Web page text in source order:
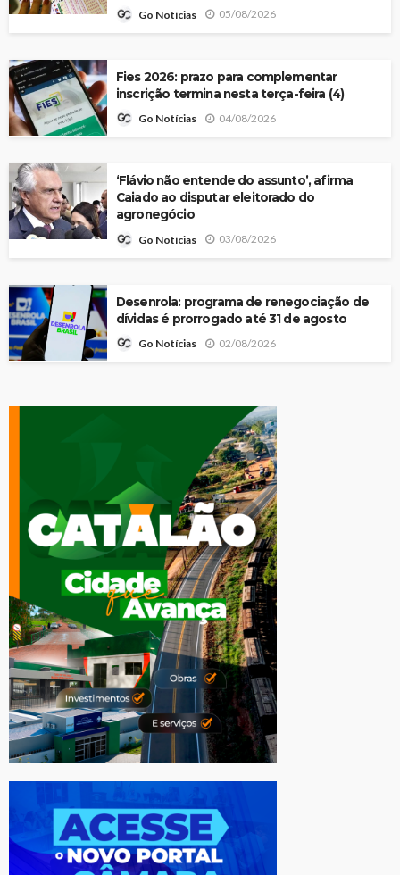
Go Notícias 05/08/2026
Fies 2026: prazo para complementar
inscrição termina nesta terça-feira (4)
Go Notícias 04/08/2026
‘Flávio não entende do assunto’, afirma
Caiado ao disputar eleitorado do
agronegócio
Go Notícias 03/08/2026
Desenrola: programa de renegociação de
dívidas é prorrogado até 31 de agosto
Go Notícias 02/08/2026